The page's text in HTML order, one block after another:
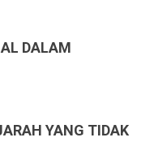
DALAM
YANG TIDAK